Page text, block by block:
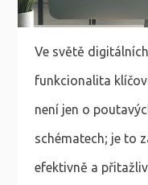
Ve světě
funkcionalita
není jen o
schématech; je to
efektivně a